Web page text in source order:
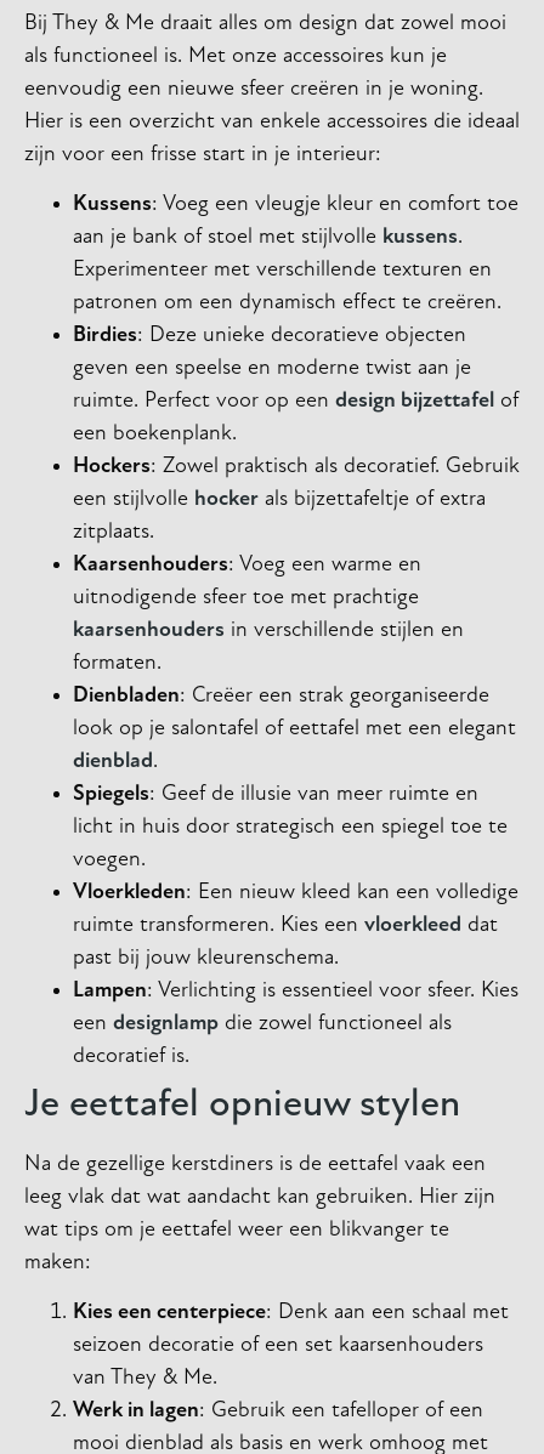
Bij They & Me draait alles om design dat zowel mooi
als functioneel is. Met onze accessoires kun je
eenvoudig een nieuwe sfeer creëren in je woning.
Hier is een overzicht van enkele accessoires die ideaal
zijn voor een frisse start in je interieur:
Kussens: Voeg een vleugje kleur en comfort toe
aan je bank of stoel met stijlvolle kussens.
Experimenteer met verschillende texturen en
patronen om een dynamisch effect te creëren.
Birdies: Deze unieke decoratieve objecten
geven een speelse en moderne twist aan je
ruimte. Perfect voor op een design bijzettafel of
een boekenplank.
Hockers: Zowel praktisch als decoratief. Gebruik
een stijlvolle hocker als bijzettafeltje of extra
zitplaats.
Kaarsenhouders: Voeg een warme en
uitnodigende sfeer toe met prachtige
kaarsenhouders in verschillende stijlen en
formaten.
Dienbladen: Creëer een strak georganiseerde
look op je salontafel of eettafel met een elegant
dienblad.
Spiegels: Geef de illusie van meer ruimte en
licht in huis door strategisch een spiegel toe te
voegen.
Vloerkleden: Een nieuw kleed kan een volledige
ruimte transformeren. Kies een vloerkleed dat
past bij jouw kleurenschema.
Lampen: Verlichting is essentieel voor sfeer. Kies
een designlamp die zowel functioneel als
decoratief is.
Je eettafel opnieuw stylen
Na de gezellige kerstdiners is de eettafel vaak een
leeg vlak dat wat aandacht kan gebruiken. Hier zijn
wat tips om je eettafel weer een blikvanger te
maken:
Kies een centerpiece: Denk aan een schaal met
seizoen decoratie of een set kaarsenhouders
van They & Me.
Werk in lagen: Gebruik een tafelloper of een
mooi dienblad als basis en werk omhoog met